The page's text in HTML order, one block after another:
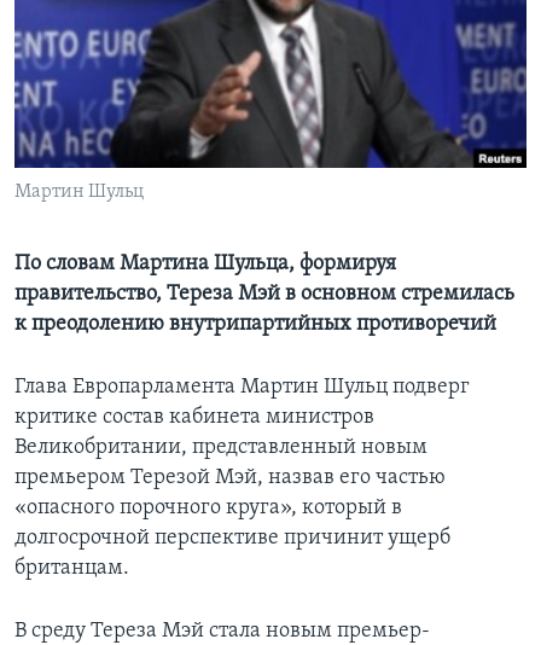
Learning English
СОЦИАЛЬНЫЕ СЕТИ
Мартин Шульц
По словам Мартина Шульца, формируя
правительство, Тереза Мэй в основном стремилась
к преодолению внутрипартийных противоречий
Глава Европарламента Мартин Шульц подверг
критике состав кабинета министров
Великобритании, представленный новым
премьером Терезой Мэй, назвав его частью
«опасного порочного круга», который в
долгосрочной перспективе причинит ущерб
британцам.
В среду Тереза Мэй стала новым премьер-